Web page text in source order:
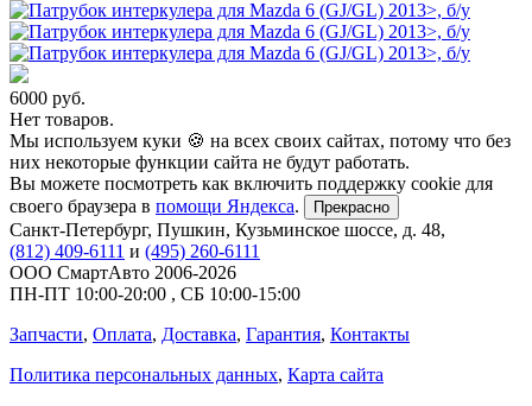
6000 руб.
Нет товаров.
Мы используем куки 🍪 на всех своих сайтах, потому что без
них некоторые функции сайта не будут работать.
Вы можете посмотреть как включить поддержку cookie для
своего браузера в помощи Яндекса. Прекрасно
Санкт-Петербург, Пушкин, Кузьминское шоссе, д. 48,
(812) 409-6111 и (495) 260-6111
ООО СмартАвто 2006-2026
ПН-ПТ 10:00-20:00 , СБ 10:00-15:00
Запчасти, Оплата, Доставка, Гарантия, Контакты
Политика персональных данных, Карта сайта